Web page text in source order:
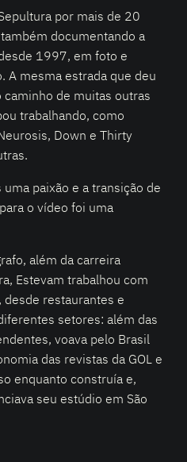
por mais de 20
documentando a
1997, em foto e
A mesma estrada que deu
caminho de muitas outras
trabalhando, como
Down e Thirty
paixão e a transição de
o vídeo foi uma
além da carreira
Estevam trabalhou com
restaurantes e
setores: além das
voava pelo Brasil
das revistas da GOL e
enquanto construía e,
seu estúdio em São